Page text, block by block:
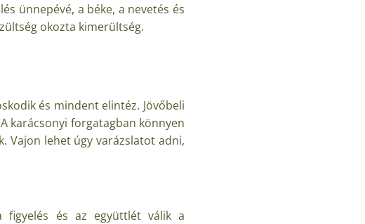
ünnepévé, a béke, a nevetés és
okozta kimerültség.
és mindent elintéz. Jövőbeli
karácsonyi forgatagban könnyen
Vajon lehet úgy varázslatot adni,
figyelés és az együttlét válik a